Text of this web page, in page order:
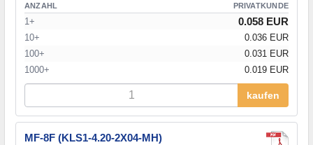
ANZAHL PRIVATKUNDE
1+ 0.058 EUR
10+
0.036 EUR
100+
0.031 EUR
1000+
0.019 EUR
kaufen
MF-8F (KLS1-4.20-2X04-MH)